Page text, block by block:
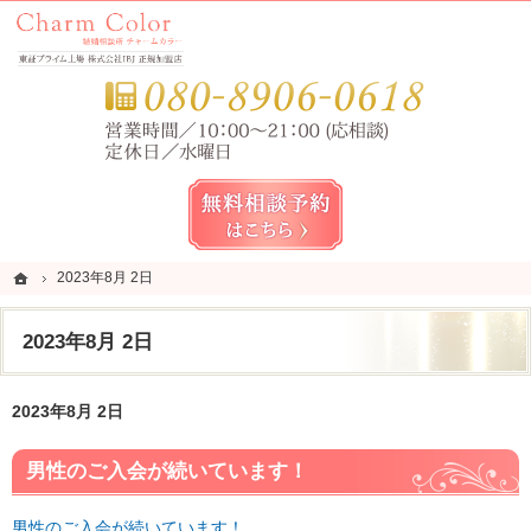
ホーム
2023年8月 2日
2023年8月 2日
錦糸町・亀戸・平井の結婚相談所なら当相談所へ。
錦糸町・亀戸・平井の結婚相談所なら短期成婚を目指すCharm Color (チャームカラー)
2023年8月 2日
男性のご入会が続いています！
ホーム
2023年8月 2日